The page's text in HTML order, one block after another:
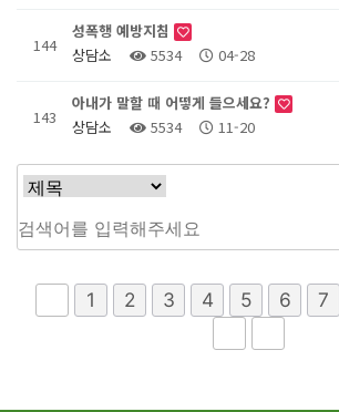
144
성폭행 예방지침
상담소
5534 04-28
143
아내가 말할 때 어떻게 들으세요?
상담소
5534 11-20
1 2 3 4 5 6 7